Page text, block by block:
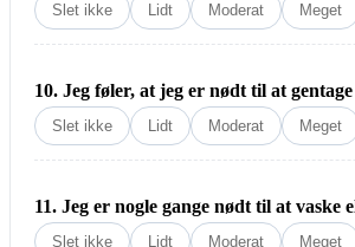
Slet ikke Lidt Moderat Meget
10. Jeg føler, at jeg er nødt til at gentage
Slet ikke Lidt Moderat Meget
11. Jeg er nogle gange nødt til at
Slet ikke Lidt Moderat Meget